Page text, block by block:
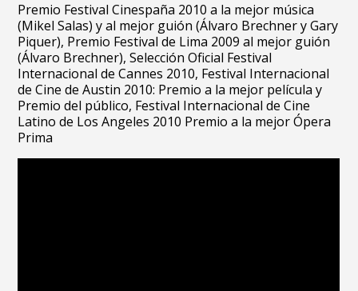
Premio Festival Cinespaña 2010 a la mejor música
(Mikel Salas) y al mejor guión (Álvaro Brechner y Gary
Piquer), Premio Festival de Lima 2009 al mejor guión
(Álvaro Brechner), Selección Oficial Festival
Internacional de Cannes 2010, Festival Internacional
de Cine de Austin 2010: Premio a la mejor película y
Premio del público, Festival Internacional de Cine
Latino de Los Angeles 2010 Premio a la mejor Ópera
Prima